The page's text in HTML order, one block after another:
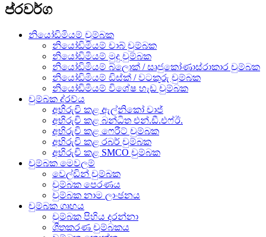
ප්රවර්ග
නියෝඩිමියම් චුම්බක
නියෝඩිමියම් චාබ් චුම්බක
නියෝඩිමියම් මුදු චුම්බක
නියෝඩිමියම් බ්ලොක් / සෘජුකෝණාස්රාකාර චුම්බක
නියෝඩිමියම් ඩිස්ක් / වටකුරු චුම්බක
නියෝඩිමියම් විශේෂ හැඩ චුම්බක
චුම්බක ද්රව්ය
අභිරුචි කළ ඇල්නිකෝ චාජ්
අභිරුචි කළ බන්ධිත එන්.ඩී.එෆ්ඊ.
අභිරුචි කළ ෆෙරීට් චුම්බක
අභිරුචි කළ රබර් චුම්බක
අභිරුචි කළ SMCO චුම්බක
චුම්බක මෙවලම්
වෙල්ඩින් චුම්බක
චුම්බක පෙරණය
චුම්බක නාම ලාංඡනය
චුම්බක ගෘහය
චුම්බක පිහිය දරන්නා
ශීතකරණ චුම්බකය